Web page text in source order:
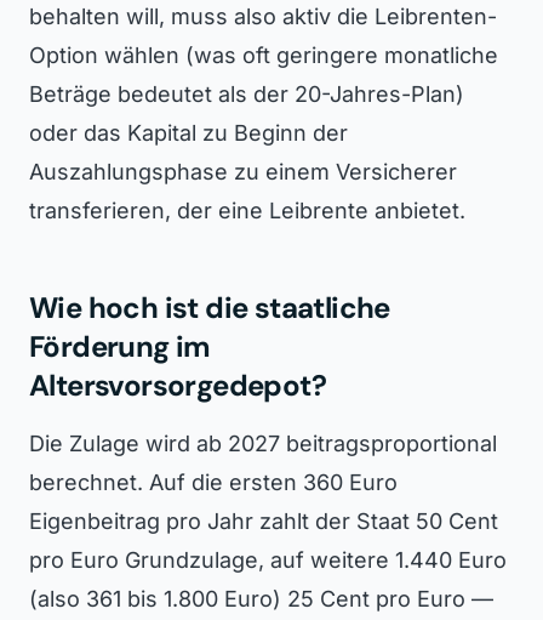
behalten will, muss also aktiv die Leibrenten-
Option wählen (was oft geringere monatliche
Beträge bedeutet als der 20-Jahres-Plan)
oder das Kapital zu Beginn der
Auszahlungsphase zu einem Versicherer
transferieren, der eine Leibrente anbietet.
Wie hoch ist die staatliche
Förderung im
Altersvorsorgedepot?
Die Zulage wird ab 2027 beitragsproportional
berechnet. Auf die ersten 360 Euro
Eigenbeitrag pro Jahr zahlt der Staat 50 Cent
pro Euro Grundzulage, auf weitere 1.440 Euro
(also 361 bis 1.800 Euro) 25 Cent pro Euro —